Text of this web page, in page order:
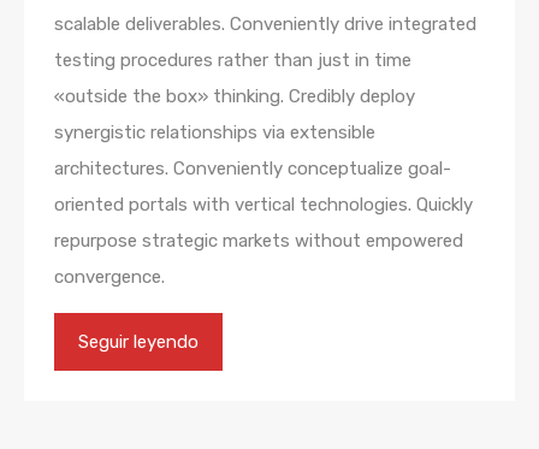
scalable deliverables. Conveniently drive integrated
testing procedures rather than just in time
«outside the box» thinking. Credibly deploy
synergistic relationships via extensible
architectures. Conveniently conceptualize goal-
oriented portals with vertical technologies. Quickly
repurpose strategic markets without empowered
convergence.
Seguir leyendo